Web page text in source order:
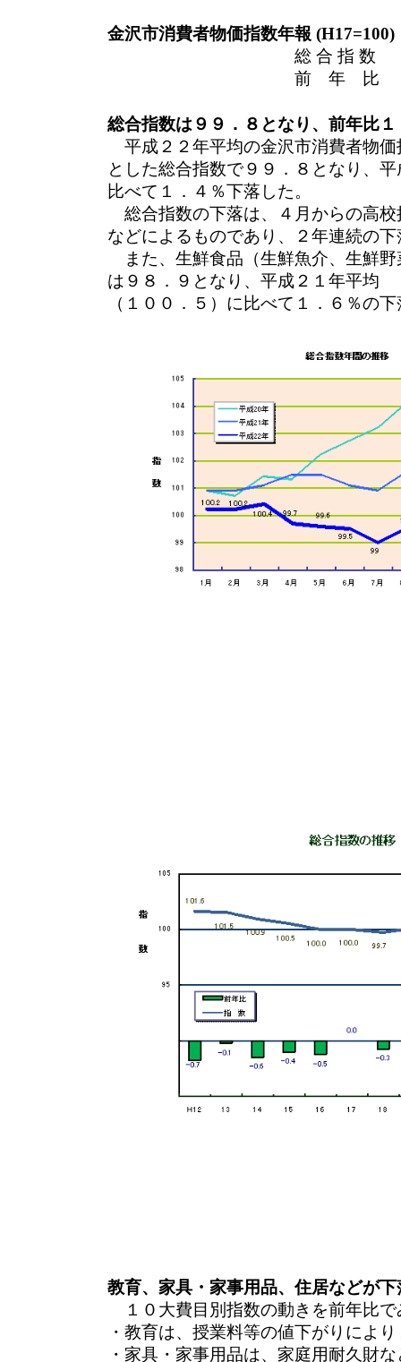
金沢市消費者物価指数年報 (H17=100)
総 合 指 数 ９
前 年 比 （－
総合指数は９９．８となり、前年比
平成２２年平均の金沢市消費者物
とした総合指数で９９．８となり、
比べて１．４％下落した。
総合指数の下落は、４月からの高
などによるものであり、２年連続の
また、生鮮食品（生鮮魚介、生鮮
は９８．９となり、平成２１年平均
（１００．５）に比べて１．６％の
教育、家具・家事用品、住居などが下
１０大費目別指数の動きを前年比で
・教育は、授業料等の値下がりによ
・家具・家事用品は、家庭用耐久財